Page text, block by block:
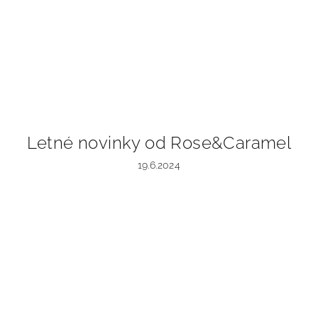
Letné novinky od Rose&Caramel
19.6.2024